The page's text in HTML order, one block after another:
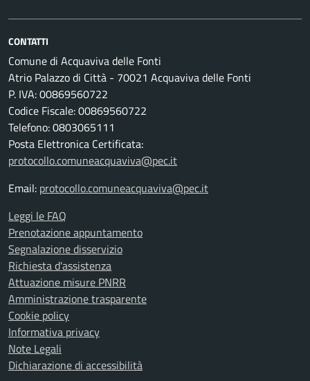
CONTATTI
Comune di Acquaviva delle Fonti
Atrio Palazzo di Città - 70021 Acquaviva delle Fonti
P. IVA: 00869560722
Codice Fiscale: 00869560722
Telefono: 0803065111
Posta Elettronica Certificata:
protocollo.comuneacquaviva@pec.it
Email: protocollo.comuneacquaviva@pec.it
Leggi le FAQ
Prenotazione appuntamento
Segnalazione disservizio
Richiesta d'assistenza
Attuazione misure PNRR
Amministrazione trasparente
Cookie policy
Informativa privacy
Note Legali
Dichiarazione di accessibilità